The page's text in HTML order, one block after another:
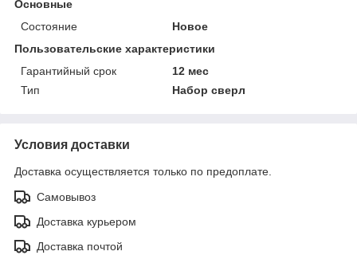
Основные
Состояние
Новое
Пользовательские характеристики
Гарантийный срок
12 мес
Тип
Набор сверл
Условия доставки
Доставка осуществляется только по предоплате.
Самовывоз
Доставка курьером
Доставка почтой